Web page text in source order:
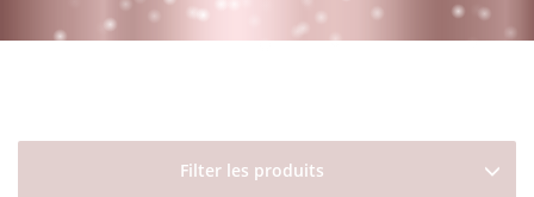
Filter les produits